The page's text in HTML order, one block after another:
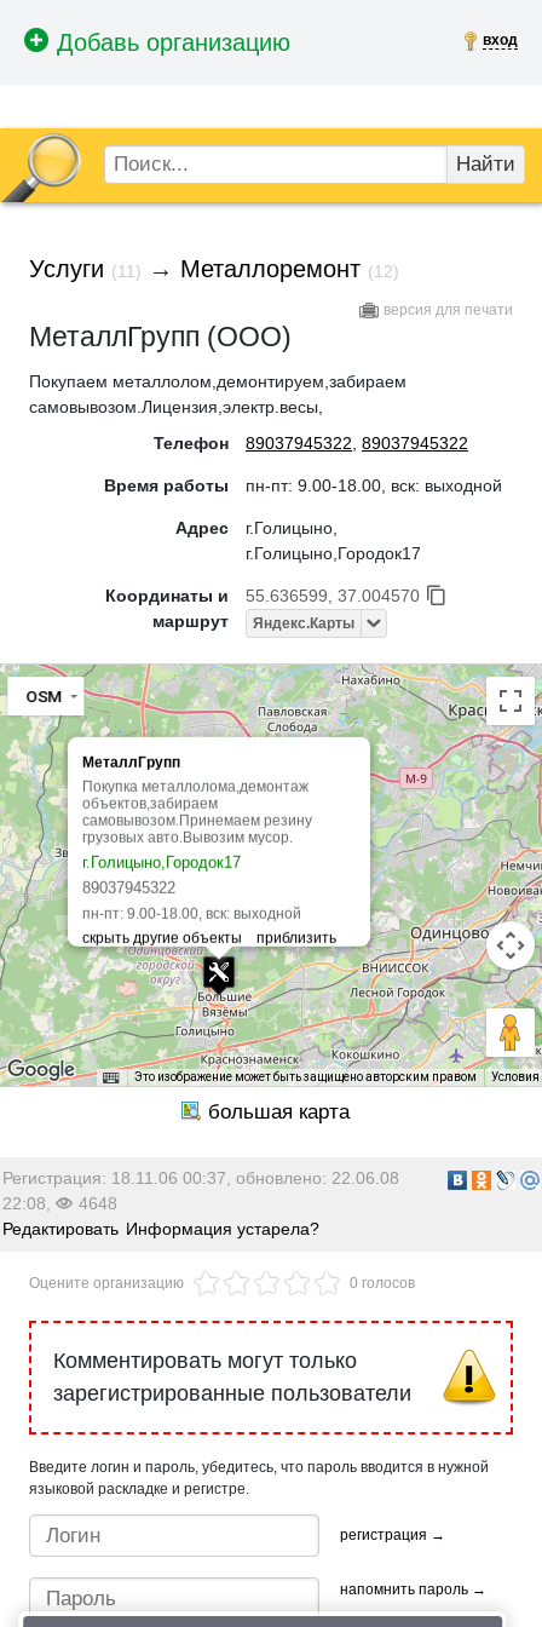
вход
Найти
Услуги (11) → Металлоремонт (12)
версия для печати
МеталлГрупп (ООО)
Покупаем металлолом,демонтируем,забираем
самовывозом.Лицензия,электр.весы,
Телефон
89037945322, 89037945322
Время работы пн-пт: 9.00-18.00, вск: выходной
Адрес
г.Голицыно,
г.Голицыно,Городок17
Координаты и
маршрут
55.636599, 37.004570
Яндекс.Карты
МеталлГрупп
Покупка металлолома,демонтаж
объектов,забираем
самовывозом.Принемаем резину
грузовых авто.Вывозим мусор.
г.Голицыно,Городок17
89037945322
пн-пт: 9.00-18.00, вск: выходной
OSM
Это изображение может быть защищено авторским правом Условия
Регистрация: 18.11.06 00:37, обновлено: 22.06.08
22:08,
4648
Редактировать Информация устарела?
Оцените организацию 0 голосов
Комментировать могут только
зарегистрированные пользователи
Введите логин и пароль, убедитесь, что пароль вводится в нужной
языковой раскладке и регистре.
регистрация →
напомнить пароль →